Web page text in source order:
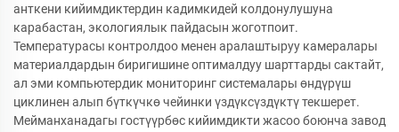
анткени кийимдиктердин кадимкидей колдонулушуна
карабастан, экологиялык пайдасын жоготпоит.
Температурасы контролдоо менен аралаштыруу камералары
материалдардын биригишине оптималдуу шарттарды сактайт,
ал эми компьютердик мониторинг системалары өндүрүш
циклинен алып бүткүчкө чейинки үздүксүздүктү текшерет.
Мейманханадагы гостүүрбөс кийимдикти жасоо боюнча завод